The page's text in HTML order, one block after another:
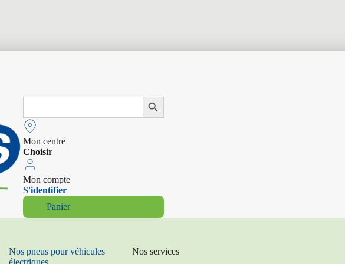
Search
Search Button
Mon centre
Choisir
Mon compte
S'identifier
Panier
Nos pneus pour véhicules
Nos services